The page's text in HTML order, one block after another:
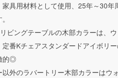
家具用材料として使用、25年～30
ビングテーブルの木部カラーは、
定番Kチェアスタンダードアイボリ
的◎
以外のラバートリー木部カラーはウ